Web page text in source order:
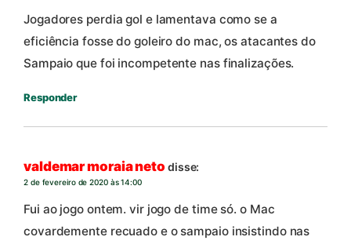
Jogadores perdia gol e lamentava como se a
eficiência fosse do goleiro do mac, os atacantes do
Sampaio que foi incompetente nas finalizações.
Responder
valdemar moraia neto disse:
2 de fevereiro de 2020 às 14:00
Fui ao jogo ontem. vir jogo de time só. o Mac
covardemente recuado e o sampaio insistindo nas